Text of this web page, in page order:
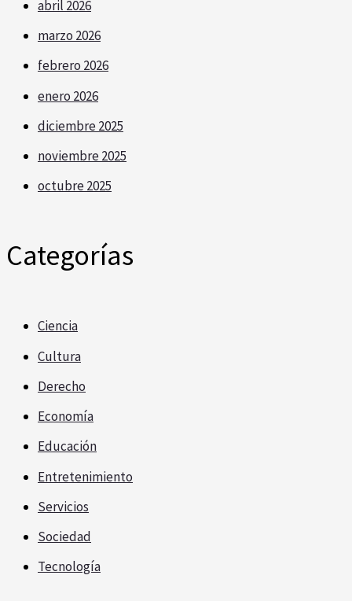
abril 2026
marzo 2026
febrero 2026
enero 2026
diciembre 2025
noviembre 2025
octubre 2025
Categorías
Ciencia
Cultura
Derecho
Economía
Educación
Entretenimiento
Servicios
Sociedad
Tecnología